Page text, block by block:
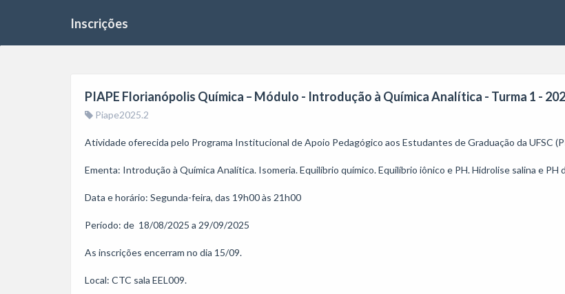
Inscrições
PIAPE Florianópolis Química – Módulo - Introdução à Química Analítica - Turma 1 -
Piape2025.2
Atividade oferecida pelo Programa Institucional de Apoio Pedagógico aos Estudantes de Graduação da UFSC
Ementa: Introdução à Química Analítica. Isomeria. Equilíbrio químico. Equilíbrio iônico e PH. Hidrolise salina e PH
Data e horário: Segunda-feira, das 19h00 às 21h00
Período: de  18/08/2025 a 29/09/2025
As inscrições encerram no dia 15/09.
Local: CTC sala EEL009.